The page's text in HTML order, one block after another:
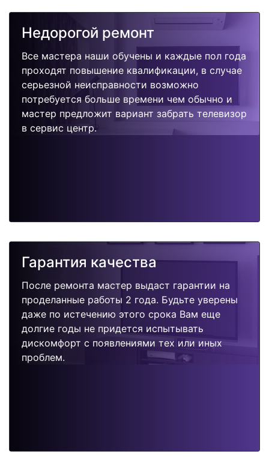
Недорогой ремонт
Все мастера наши обучены и каждые пол года
проходят повышение квалификации, в случае
серьезной неисправности возможно
потребуется больше времени чем обычно и
мастер предложит вариант забрать телевизор
в сервис центр.
Гарантия качества
После ремонта мастер выдаст гарантии на
проделанные работы 2 года. Будьте уверены
даже по истечению этого срока Вам еще
долгие годы не придется испытывать
дискомфорт с появлениями тех или иных
проблем.